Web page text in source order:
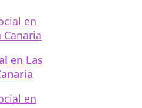
en Las